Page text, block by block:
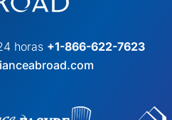
horas +1-866-622-7623